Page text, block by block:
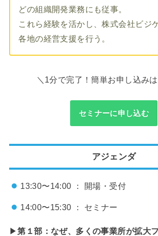
どの組織開発業務にも従事。
これら経験を活かし、株式会社ビジ
各地の経営支援を行う。
＼1分で完了！簡単お申し込み
セミナーに申し込む
アジェンダ
13:30〜14:00 ： 開場・受付
14:00〜15:30 ： セミナー
▶第１部： なぜ、多くの事業所が拡大